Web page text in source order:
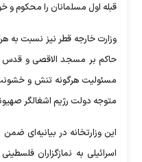
قبله اول مسلمانان را محکوم و
وزارت خارجه قطر نیز نسبت به
حاکم بر مسجد الاقصی و قدس
مسئولیت هرگونه تنش و
متوجه دولت رژیم اشغالگر
این وزارتخانه در بیانیه‌ای
اسرائیلی به نمازگزاران